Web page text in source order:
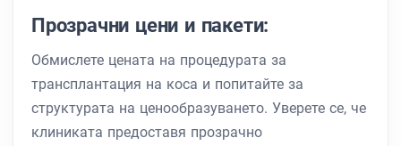
Прозрачни цени и пакети:
Обмислете цената на процедурата за
трансплантация на коса и попитайте за
структурата на ценообразуването. Уверете се, че
клиниката предоставя прозрачно